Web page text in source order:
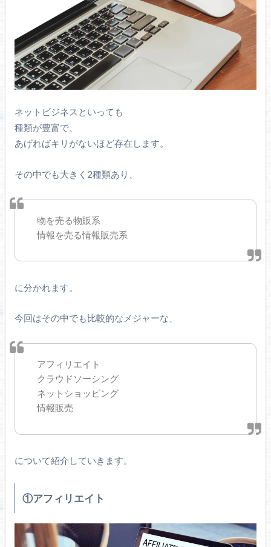
ネットビジネスといっても
種類が豊富で、
あげればキリがないほど存在します。
その中でも大きく2種類あり、
物を売る物販系
情報を売る情報販売系
に分かれます。
今回はその中でも比較的なメジャーな、
アフィリエイト
クラウドソーシング
ネットショッピング
情報販売
について紹介していきます。
①アフィリエイト